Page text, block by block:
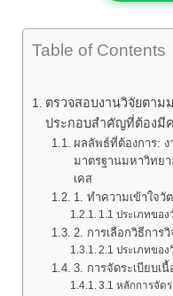
Table of Contents
ตรวจสอบงานวิจัยตาม
ประกอบสำคัญที่ต้องมี
ผลลัพธ์ที่ต้องการ:
มาตรฐานมหาวิทย
เคส
1. ทำความเข้าใจวั
1.1 ประเภทขอ
2. การเลือกวิธีการ
2.1 ประเภทของ
3. การจัดระเบียบเ
3.1 หลักการจัดร